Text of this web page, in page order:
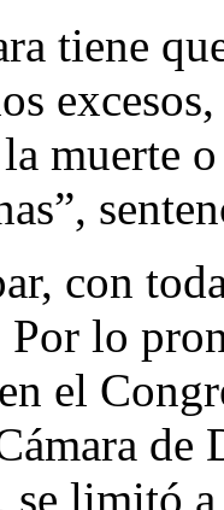
tiene
muerte
con
lo
el
de
limitó